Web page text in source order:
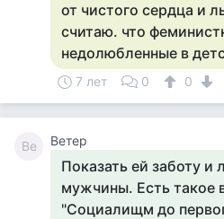
от чистого сердца и
считаю. что
недолюбленные в
7 лет 0 0
Ве Ветер
Показать ей заботу и
мужчины. Есть такое
"Социалищм до